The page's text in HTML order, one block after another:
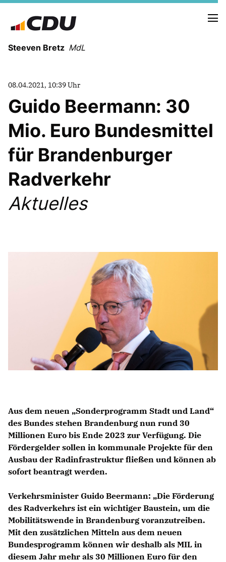
Steeven Bretz MdL
VITA
WAHLKREISBESUCHE
PRESSEFOTOS
MEIN BÜRGERBÜRO
CDU Deutschland
CDU Fraktion im Brandenburger Landtag
CDU Brandenburg
CDU Potsdam
08.04.2021, 10:39 Uhr
Guido Beermann: 30
Mio. Euro Bundesmittel
für Brandenburger
Radverkehr
Aktuelles
Aus dem neuen „Sonderprogramm Stadt und Land“
des Bundes stehen Brandenburg nun rund 30
Millionen Euro bis Ende 2023 zur Verfügung. Die
Fördergelder sollen in kommunale Projekte für den
Ausbau der Radinfrastruktur fließen und können ab
sofort beantragt werden.
Verkehrsminister Guido Beermann: „Die Förderung
des Radverkehrs ist ein wichtiger Baustein, um die
Mobilitätswende in Brandenburg voranzutreiben.
Mit den zusätzlichen Mitteln aus dem neuen
Bundesprogramm können wir deshalb als MIL in
diesem Jahr mehr als 30 Millionen Euro für den